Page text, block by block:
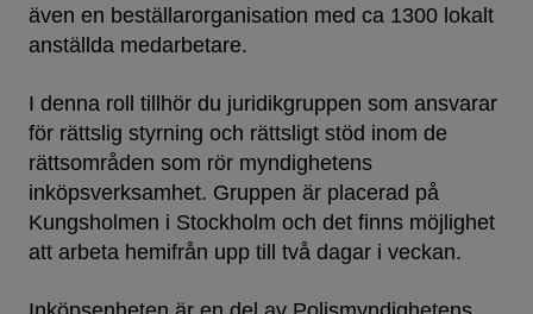
även en beställarorganisation med ca 1300 lokalt
anställda medarbetare.
I denna roll tillhör du juridikgruppen som ansvarar
för rättslig styrning och rättsligt stöd inom de
rättsområden som rör myndighetens
inköpsverksamhet. Gruppen är placerad på
Kungsholmen i Stockholm och det finns möjlighet
att arbeta hemifrån upp till två dagar i veckan.